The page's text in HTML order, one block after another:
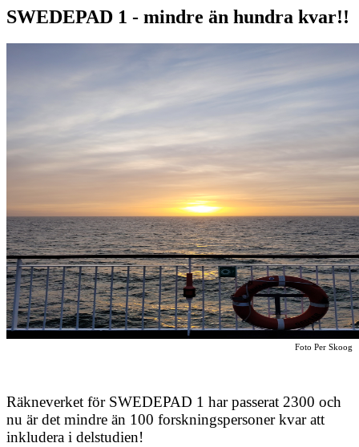
SWEDEPAD 1 - mindre än hundra kvar!!
Foto Per Skoog
Räkneverket för SWEDEPAD 1 har passerat 2300 och
nu är det mindre än 100 forskningspersoner kvar att
inkludera i delstudien!